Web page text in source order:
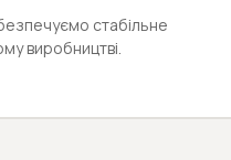
стабільне
виробництві.